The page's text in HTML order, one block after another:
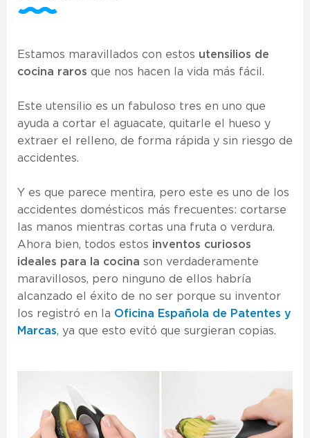
Estamos maravillados con estos utensilios de
cocina raros que nos hacen la vida más fácil.
Este utensilio es un fabuloso tres en uno que
ayuda a cortar el aguacate, quitarle el hueso y
extraer el relleno, de forma rápida y sin riesgo de
accidentes.
Y es que parece mentira, pero este es uno de los
accidentes domésticos más frecuentes: cortarse
las manos mientras cortas una fruta o verdura.
Ahora bien, todos estos inventos curiosos
ideales para la cocina son verdaderamente
maravillosos, pero ninguno de ellos habría
alcanzado el éxito de no ser porque su inventor
los registró en la Oficina Española de Patentes y
Marcas, ya que esto evitó que surgieran copias.